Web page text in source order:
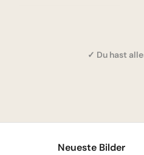
✓ Du hast
Neueste Bilder